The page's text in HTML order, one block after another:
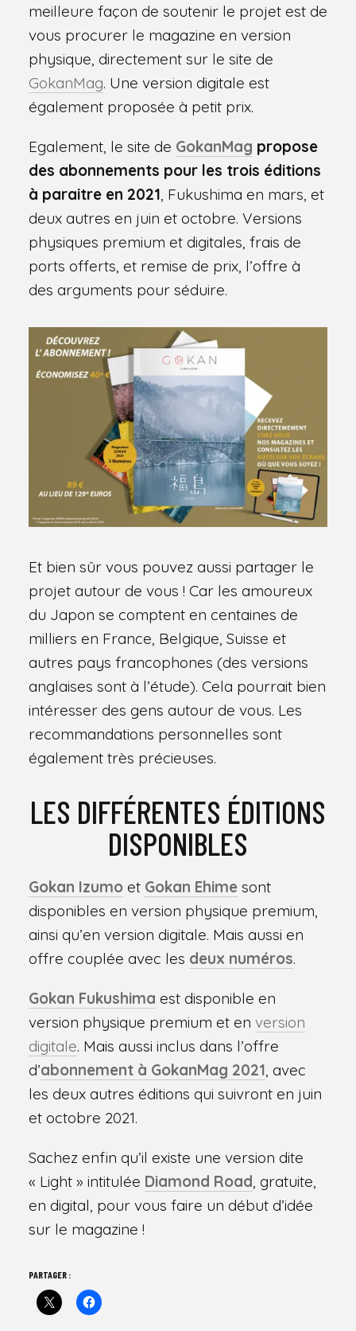
meilleure façon de soutenir le projet est de
vous procurer le magazine en version
physique, directement sur le site de
GokanMag. Une version digitale est
également proposée à petit prix.
Egalement, le site de GokanMag propose
des abonnements pour les trois éditions
à paraitre en 2021, Fukushima en mars, et
deux autres en juin et octobre. Versions
physiques premium et digitales, frais de
ports offerts, et remise de prix, l’offre à
des arguments pour séduire.
Et bien sûr vous pouvez aussi partager le
projet autour de vous ! Car les amoureux
du Japon se comptent en centaines de
milliers en France, Belgique, Suisse et
autres pays francophones (des versions
anglaises sont à l’étude). Cela pourrait bien
intéresser des gens autour de vous. Les
recommandations personnelles sont
également très précieuses.
LES DIFFÉRENTES ÉDITIONS
DISPONIBLES
Gokan Izumoet Gokan Ehimesont
disponibles en version physique premium,
ainsi qu’en version digitale. Mais aussi en
offre couplée avec les deux numéros.
Gokan Fukushima est disponible en
version physique premium et en version
digitale. Mais aussi inclus dans l’offre
d’abonnement à GokanMag 2021, avec
les deux autres éditions qui suivront en juin
et octobre 2021.
Sachez enfin qu’il existe une version dite
« Light » intitulée Diamond Road, gratuite,
en digital, pour vous faire un début d’idée
sur le magazine !
PARTAGER :